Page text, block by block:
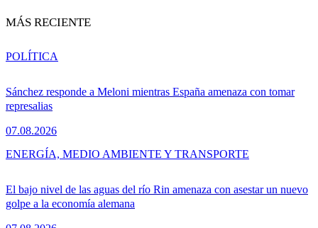
MÁS RECIENTE
Sánchez responde a Meloni mientras España amenaza con tomar
represalias
07.08.2026
POLÍTICA
El bajo nivel de las aguas del río Rin amenaza con asestar un nuevo
golpe a la economía alemana
ENERGÍA, MEDIO AMBIENTE Y TRANSPORTE